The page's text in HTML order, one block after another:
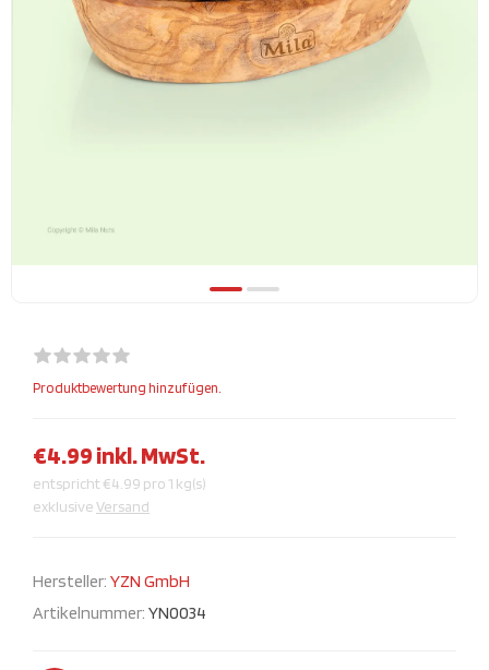
Produktbewertung hinzufügen.
€4.99 inkl. MwSt.
entspricht €4.99 pro 1 kg(s)
exklusiveVersand
Hersteller: YZN GmbH
Artikelnummer: YN0034